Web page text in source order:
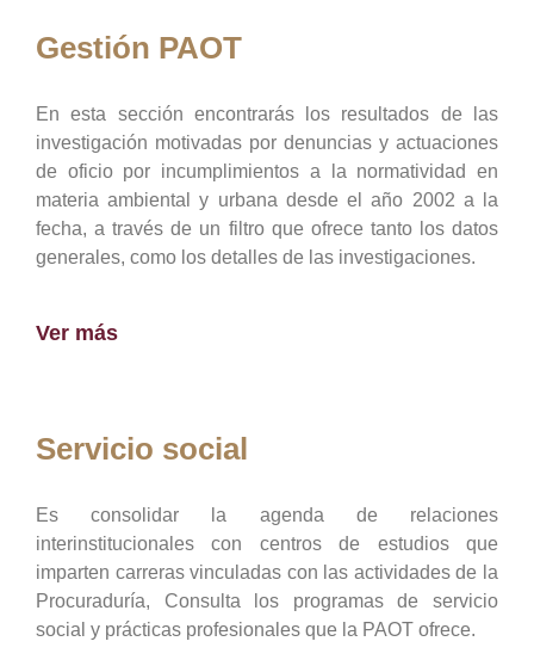
Gestión PAOT
En esta sección encontrarás los resultados de las
investigación motivadas por denuncias y actuaciones
de oficio por incumplimientos a la normatividad en
materia ambiental y urbana desde el año 2002 a la
fecha, a través de un filtro que ofrece tanto los datos
generales, como los detalles de las investigaciones.
Ver más
Servicio social
Es consolidar la agenda de relaciones
interinstitucionales con centros de estudios que
imparten carreras vinculadas con las actividades de la
Procuraduría, Consulta los programas de servicio
social y prácticas profesionales que la PAOT ofrece.